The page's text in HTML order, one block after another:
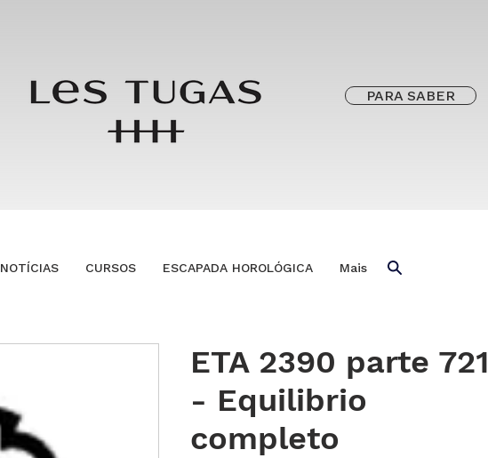
PARA SABER
NOTÍCIAS CURSOS ESCAPADA HOROLÓGICA Mais
ETA 2390 parte 721
- Equilibrio
completo